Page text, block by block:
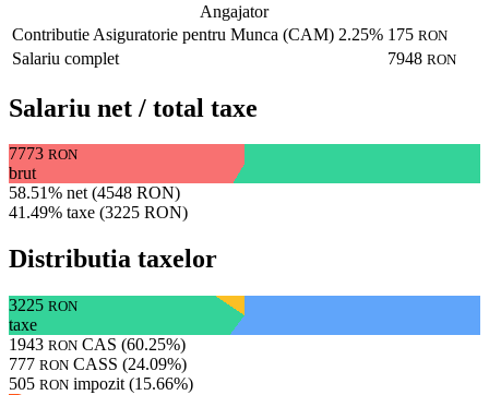
Angajator
Contributie Asiguratorie pentru Munca (CAM) 2.25% 175 RON
Salariu complet 7948 RON
Salariu net / total taxe
7773 RON
brut
58.51% net (4548 RON)
41.49% taxe (3225 RON)
Distributia taxelor
3225 RON
taxe
1943 RON CAS (60.25%)
777 RON CASS (24.09%)
505 RON impozit (15.66%)